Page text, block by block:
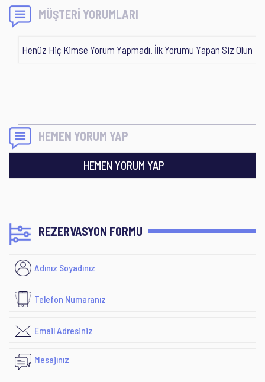
MÜŞTERİ YORUMLARI
Henüz Hiç Kimse Yorum Yapmadı. İlk Yorumu Yapan Siz Olun
HEMEN YORUM YAP
HEMEN YORUM YAP
REZERVASYON FORMU